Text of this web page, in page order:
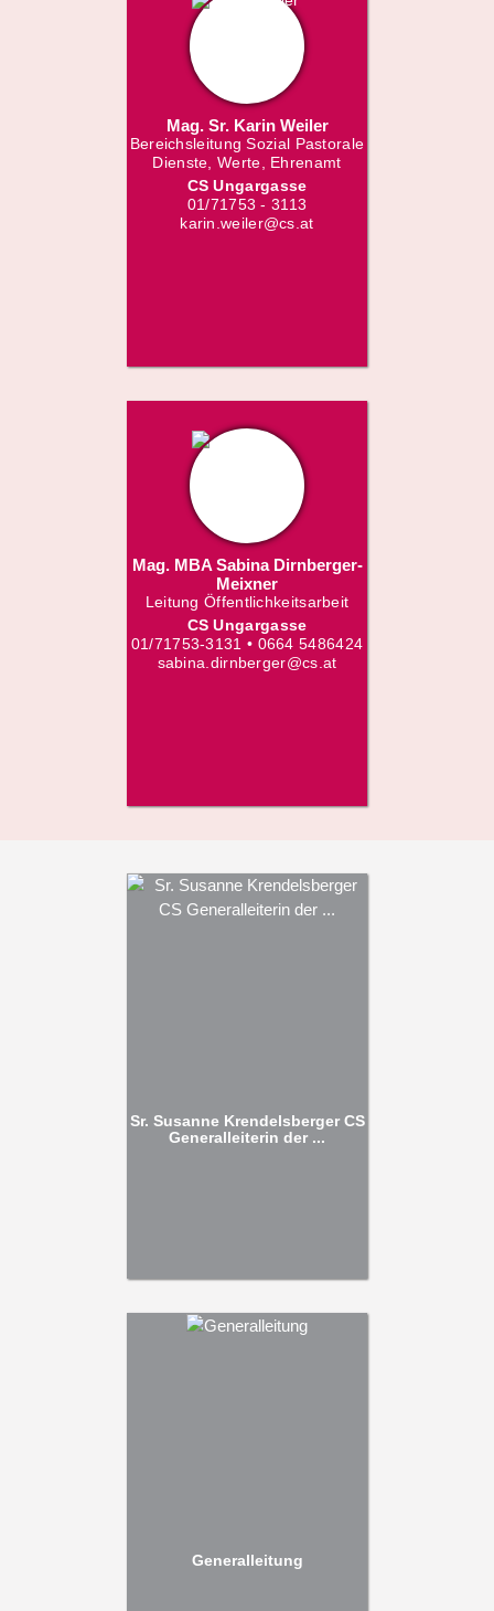
Mag. Sr. Karin Weiler
Bereichsleitung Sozial Pastorale
Dienste, Werte, Ehrenamt
CS Ungargasse
01/71753 - 3113
karin.weiler@cs.at
Mag. MBA Sabina Dirnberger-
Meixner
Leitung Öffentlichkeitsarbeit
CS Ungargasse
01/71753-3131 • 0664 5486424
sabina.dirnberger@cs.at
Sr. Susanne Krendelsberger CS
Generalleiterin der ...
Generalleitung